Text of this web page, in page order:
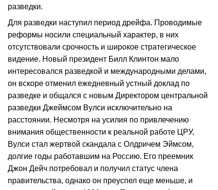
разведки.
Для разведки наступил период дрейфа. Проводимые
реформы носили специальный характер, в них
отсутствовали срочность и широкое стратегическое
видение. Новый президент Билл Клинтон мало
интересовался разведкой и международными делами,
он вскоре отменил ежедневный устный доклад по
разведке и общался с новым Директором центральной
разведки Джеймсом Вулси исключительно на
расстоянии. Несмотря на усилия по привлечению
внимания общественности к реальной работе ЦРУ,
Вулси стал жертвой скандала с Олдричем Эймсом,
долгие годы работавшим на Россию. Его преемник
Джон Дейч потребовал и получил статус члена
правительства, однако он преуспел еще меньше, и